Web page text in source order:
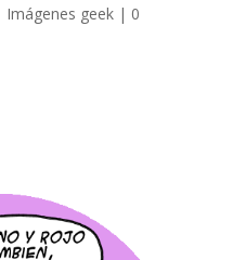
Imágenes geek| 0